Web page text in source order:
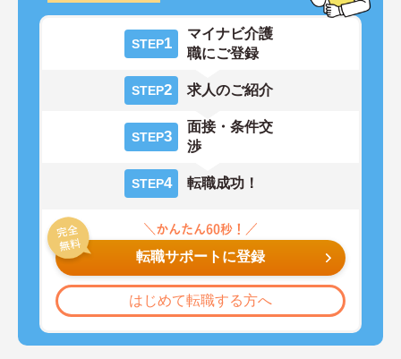
STEP1
マイナビ介護
職にご登録
STEP2 求人のご紹介
STEP3
面接・条件交
渉
STEP4 転職成功！
転職サポートに登録
はじめて転職する方へ